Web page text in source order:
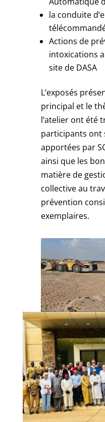
la conduite
Actions de
intoxications
site de DASA
L’exposés
principal et le
l’atelier ont été
participants ont
apportées par
ainsi que les
matière de
collective au
prévention
exemplaires.